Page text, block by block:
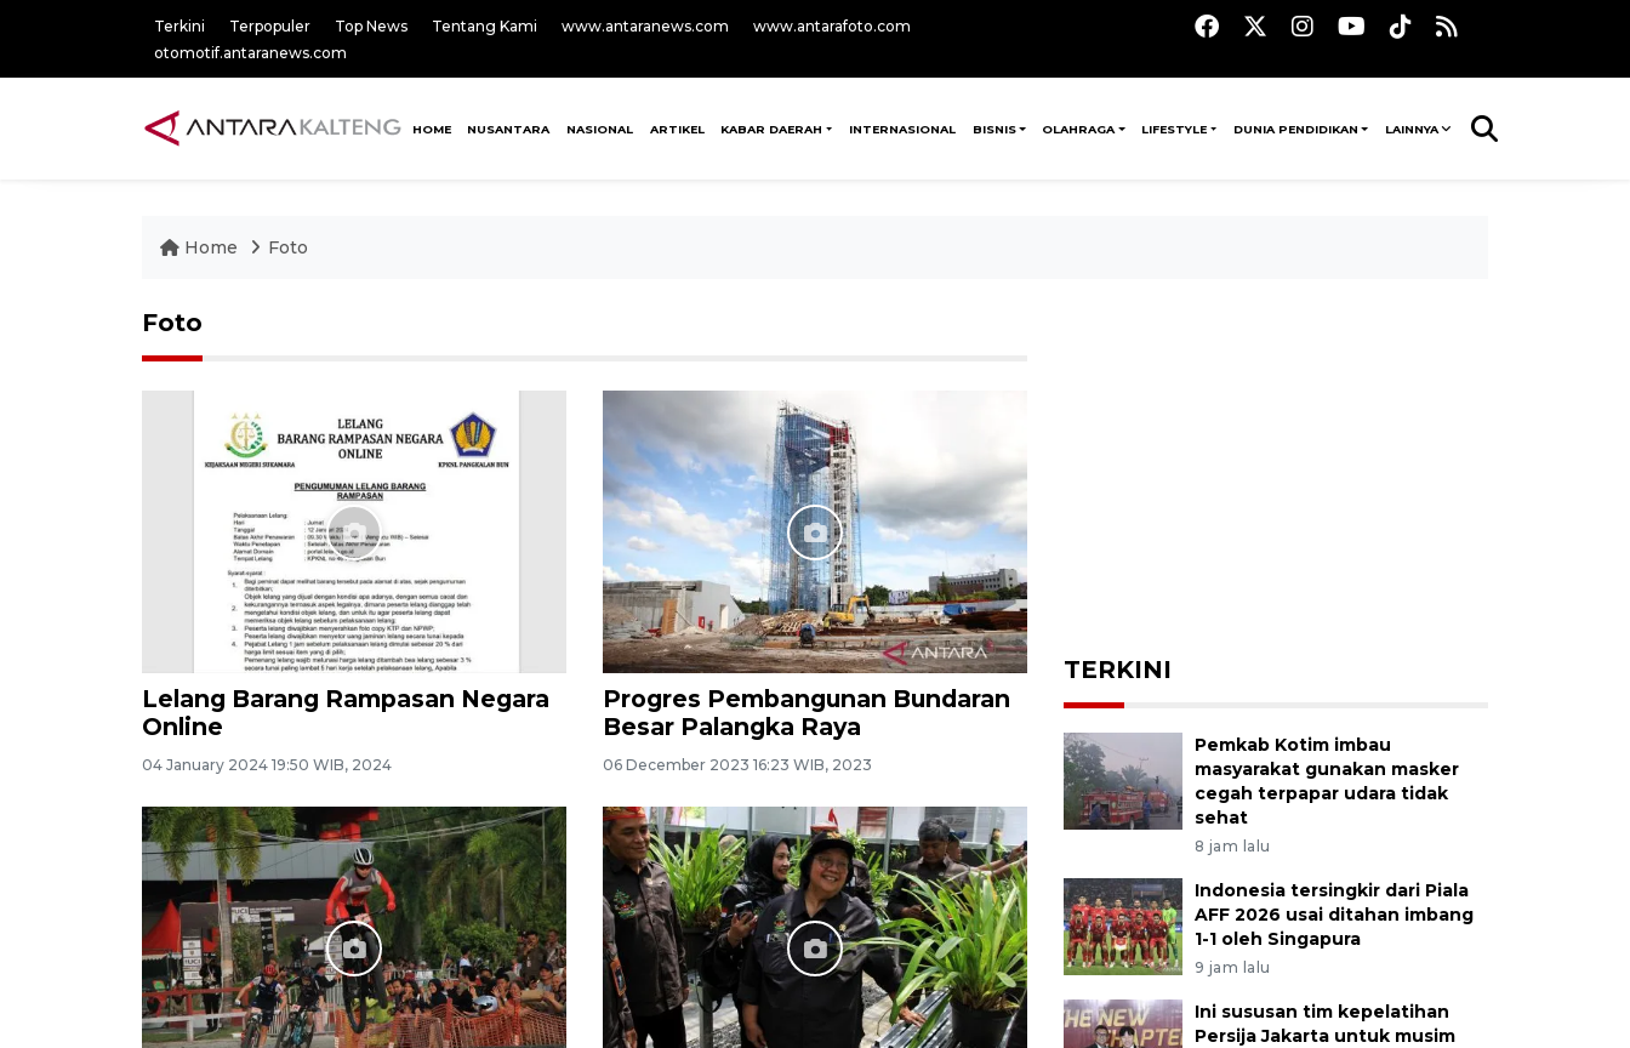
Terkini Terpopuler Top News Tentang Kami www.antaranews.com
www.antarafoto.com
otomotif.antaranews.com
HOME NUSANTARA NASIONAL ARTIKEL KABAR DAERAH INTERNASIONAL BISNIS OLAHRAGA LIFESTYLE DUNIA PENDIDIKAN LAINNYA
Home Foto
Foto
Lelang Barang Rampasan Negara
Online
04 January 2024 19:50 WIB, 2024
Progres Pembangunan Bundaran
Besar Palangka Raya
06 December 2023 16:23 WIB, 2023
TERKINI
Pemkab Kotim imbau
masyarakat gunakan masker
cegah terpapar udara tidak
sehat
8 jam lalu
Indonesia tersingkir dari Piala
AFF 2026 usai ditahan imbang
1-1 oleh Singapura
9 jam lalu
Ini sususan tim kepelatihan
Persija Jakarta untuk musim